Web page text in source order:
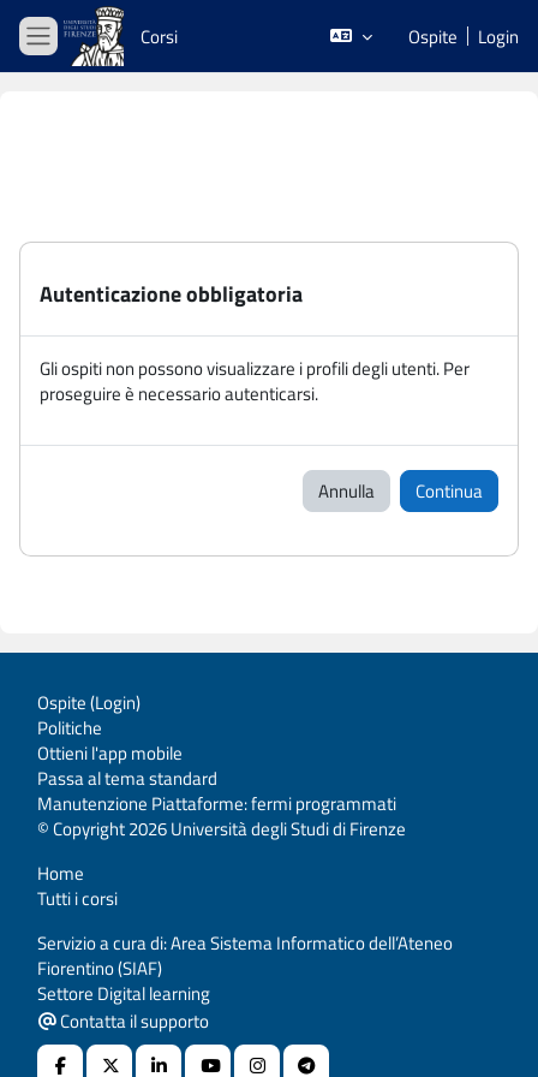
Vai al contenuto principale
Pannello laterale
Corsi Ospite Login
Autenticazione obbligatoria
Gli ospiti non possono visualizzare i profili degli utenti. Per
proseguire è necessario autenticarsi.
Annulla Continua
Ospite (Login)
Politiche
Ottieni l'app mobile
Passa al tema standard
Manutenzione Piattaforme: fermi programmati
© Copyright 2026 Università degli Studi di Firenze
Home
Tutti i corsi
Servizio a cura di: Area Sistema Informatico dell’Ateneo
Fiorentino (SIAF)
Settore Digital learning
Contatta il supporto